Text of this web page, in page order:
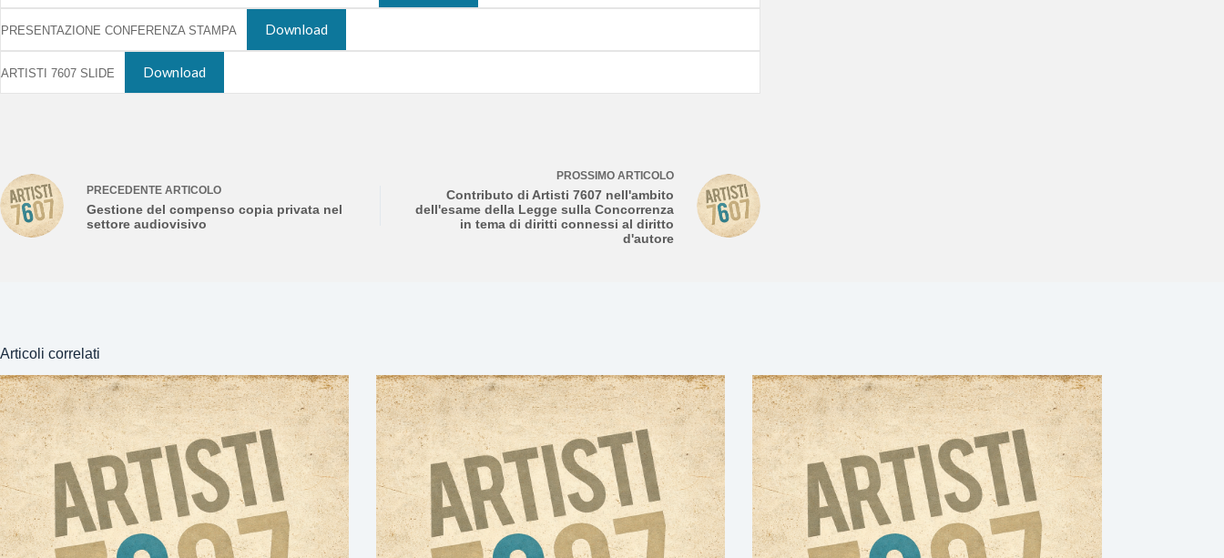
PRESENTAZIONE CONFERENZA STAMPA Download
ARTISTI 7607 SLIDE Download
PRECEDENTE ARTICOLO
Gestione del compenso copia privata nel
settore audiovisivo
PROSSIMO ARTICOLO
Contributo di Artisti 7607 nell'ambito
dell'esame della Legge sulla Concorrenza
in tema di diritti connessi al diritto
d'autore
Articoli correlati